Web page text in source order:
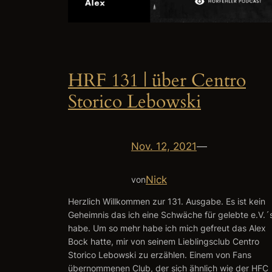
HRF 131 | über Centro
Storico Lebowski
Nov. 12, 2021—
vonNick
Herzlich Willkommen zur 131. Ausgabe. Es ist kein
Geheimnis das ich eine Schwäche für gelebte
habe. Um so mehr habe ich mich gefreut das Alex
Bock hatte, mir von seinem Lieblingsclub Centro
Storico Lebowski zu erzählen. Einem von Fans
übernommenen Club, der sich ähnlich wie der HFC